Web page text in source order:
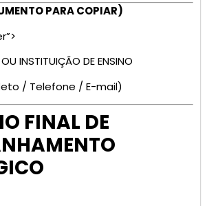
PARA COPIAR)
INSTITUIÇÃO DE ENSINO
/ Telefone / E-mail)
FINAL DE